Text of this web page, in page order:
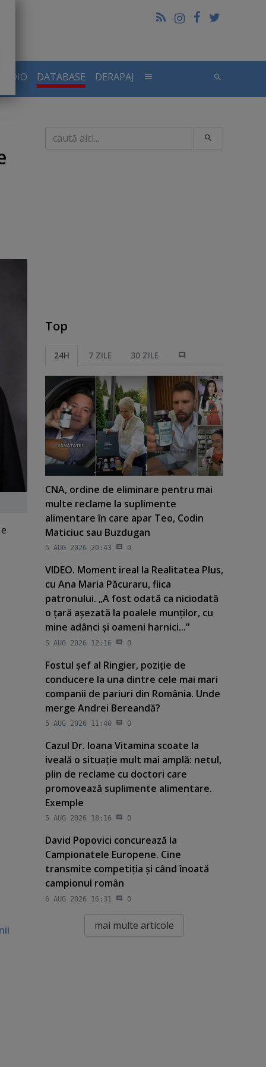
DATABASE DERAPAJ
Caută
Top
24H 7 ZILE 30 ZILE
CNA, ordine de eliminare pentru mai
multe reclame la suplimente
alimentare în care apar Teo, Codin
Maticiuc sau Buzdugan
5 AUG 2026 20:43 0
VIDEO. Moment ireal la Realitatea Plus,
cu Ana Maria Păcuraru, fiica
patronului. „A fost odată ca niciodată
o ţară aşezată la poalele munţilor, cu
mine adânci şi oameni harnici...”
5 AUG 2026 12:16 0
Fostul şef al Ringier, poziţie de
conducere la una dintre cele mai mari
companii de pariuri din România. Unde
merge Andrei Bereandă?
5 AUG 2026 11:40 0
Cazul Dr. Ioana Vitamina scoate la
iveală o situaţie mult mai amplă: netul,
plin de reclame cu doctori care
promovează suplimente alimentare.
Exemple
5 AUG 2026 18:16 0
David Popovici concurează la
Campionatele Europene. Cine
transmite competiţia şi când înoată
campionul român
6 AUG 2026 16:31 0
mai multe articole